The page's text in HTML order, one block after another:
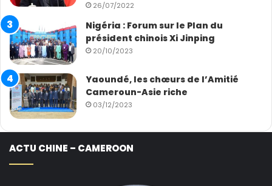
26/07/2022
Nigéria : Forum sur le Plan du
président chinois Xi Jinping
20/10/2023
Yaoundé, les chœurs de l’Amitié
Cameroun-Asie riche
03/12/2023
ACTU CHINE – CAMEROON